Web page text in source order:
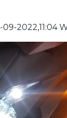
2022,11:04